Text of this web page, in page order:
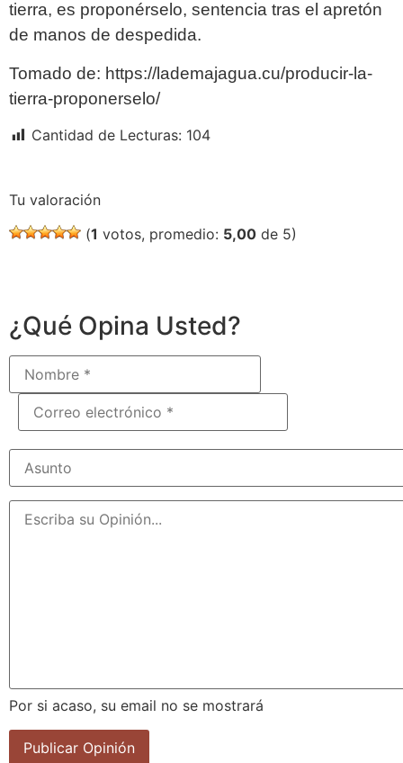
tierra, es proponérselo, sentencia tras el apretón
de manos de despedida.
Tomado de: https://lademajagua.cu/producir-la-
tierra-proponerselo/
Cantidad de Lecturas: 104
Tu valoración
(1 votos, promedio: 5,00 de 5)
¿Qué Opina Usted?
Por si acaso, su email no se mostrará